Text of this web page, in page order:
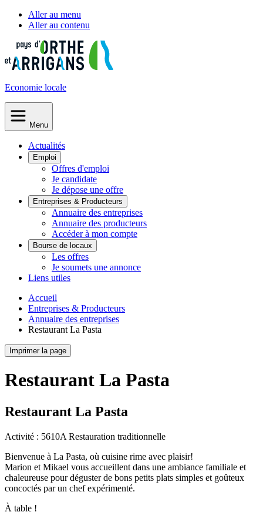
Aller au menu
Aller au contenu
Economie locale
Menu
Actualités
Emploi
Offres d'emploi
Je candidate
Je dépose une offre
Entreprises & Producteurs
Annuaire des entreprises
Annuaire des producteurs
Accéder à mon compte
Bourse de locaux
Les offres
Je soumets une annonce
Liens utiles
Accueil
Entreprises & Producteurs
Annuaire des entreprises
Restaurant La Pasta
Imprimer la page
Restaurant La Pasta
Restaurant La Pasta
Activité : 5610A Restauration traditionnelle
Bienvenue à La Pasta, où cuisine rime avec plaisir!
Marion et Mikael vous accueillent dans une ambiance familiale et
chaleureuse pour déguster de bons petits plats simples et goûteux
concoctés par un chef expérimenté.
À table !